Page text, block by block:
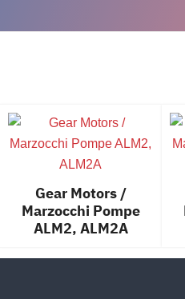
Search
Gear Motors /
Marzocchi Pompe
ALM2, ALM2A